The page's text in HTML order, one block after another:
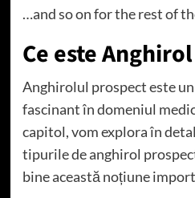
…and so on for the rest of
Ce este
Anghirolul prospect este
fascinant în domeniul
capitol, vom explora în
tipurile de anghirol
bine această noțiune